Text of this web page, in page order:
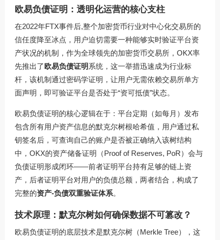
欧易负债证明：透明化运营的核心支柱
在2022年FTX事件后,整个加密货币行业对中心化交易所的
信任度降至冰点，用户迫切需要一种能够实时验证平台资
产状况的机制，作为全球领先的加密货币交易所，OKX率
先推出了欧易负债证明系统，这一举措迅速成为行业标
杆，该机制通过密码学证明，让用户无需依赖交易所单方
面声明，即可验证平台是否处于“资可抵债”状态。
欧易负债证明的核心逻辑在于：平台定期（如每月）发布
包含所有用户资产信息的默克尔树根哈希值，用户通过私
钥签名后，可查询自己的账户是否被正确纳入该树结构
中，OKX的资产储备证明（Proof of Reserves, PoR）会与
负债证明形成闭环——前者证明平台持有足够的链上资
产，后者证明平台对用户的负债总额，两者结合，构成了
完整的资产-负债双重验证体系。
技术原理：默克尔树如何确保数据不可篡改？
欧易负债证明的底层技术是默克尔树（Merkle Tree），这